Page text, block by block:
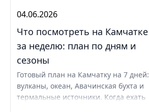
04.06.2026
Что посмотреть на Камчатке
за неделю: план по дням и
сезоны
Готовый план на Камчатку на 7 дней:
вулканы, океан, Авачинская бухта и
термальные источники. Когда ехать